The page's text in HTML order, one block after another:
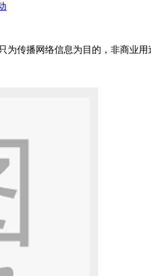
传播网络信息为目的，非商业